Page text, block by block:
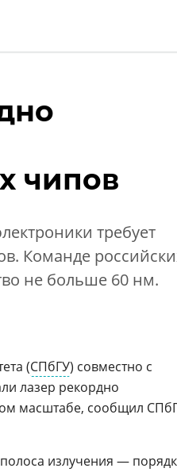
чипов
требует
Команде
не больше 60 нм.
(СПбГУ) совместно с
лазер рекордно
масштабе, сообщил
излучения —